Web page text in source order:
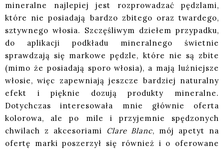
mineralne najlepiej jest rozprowadzać pędzlami,
które nie posiadają bardzo zbitego oraz twardego,
sztywnego włosia. Szczęśliwym dziełem przypadku,
do aplikacji podkładu mineralnego świetnie
sprawdzają się markowe pędzle, które nie są zbite
(mimo że posiadają sporo włosia), a mają luźniejsze
włosie, więc zapewniają jeszcze bardziej naturalny
efekt i pięknie dozują produkty mineralne.
Dotychczas interesowała mnie głównie oferta
kolorowa, ale po mile i przyjemnie spędzonych
chwilach z akcesoriami Clare Blanc, mój apetyt na
ofertę marki poszerzył się również i o oferowane